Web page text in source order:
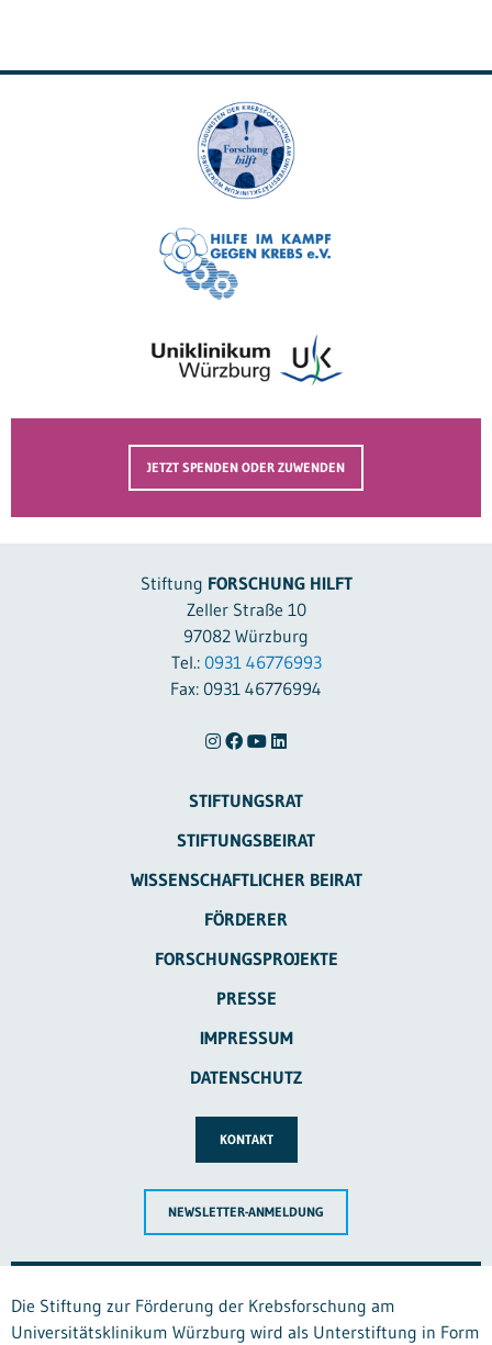
JETZT SPENDEN ODER ZUWENDEN
Stiftung FORSCHUNG HILFT
Zeller Straße 10
97082 Würzburg
Tel.: 0931 46776993
Fax: 0931 46776994
STIFTUNGSRAT
STIFTUNGSBEIRAT
WISSENSCHAFTLICHER BEIRAT
FÖRDERER
FORSCHUNGSPROJEKTE
PRESSE
IMPRESSUM
DATENSCHUTZ
KONTAKT
NEWSLETTER-ANMELDUNG
Die Stiftung zur Förderung der Krebsforschung am
Universitätsklinikum Würzburg wird als Unterstiftung in Form